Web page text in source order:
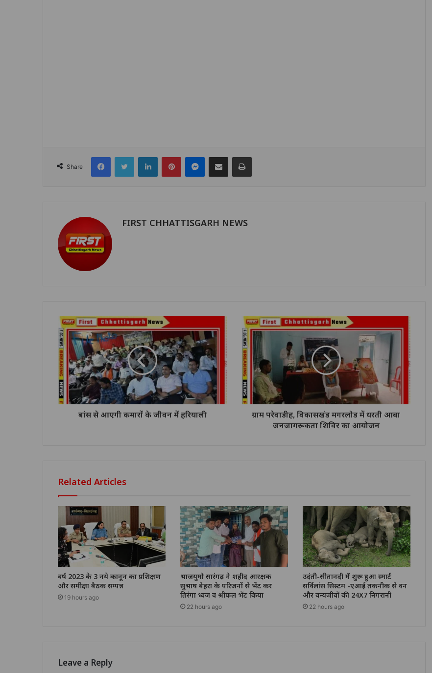
Share
FacebookTwitter LinkedInPinterestMessenger
Share via Email Print
FIRST CHHATTISGARH NEWS
बांस से आएगी कमारों के जीवन में हरियाली
ग्राम परेवाडीह, विकासखंड मगरलोड में धरती आबा
जनजागरूकता शिविर का आयोजन
Related Articles
वर्ष 2023 के 3 नये कानून का प्रशिक्षण
और समीक्षा बैठक सम्पन्न
19 hours ago
भाजयुमो सारंगढ़ ने शहीद आरक्षक
सुभाष बेहरा के परिजनों से भेंट कर
तिरंगा ध्वज व श्रीफल भेंट किया
22 hours ago
उदंती-सीतानदी में शुरू हुआ स्मार्ट
सर्विलांस सिस्टम -एआई तकनीक से वन
और वन्यजीवों की 24X7 निगरानी
22 hours ago
Leave a Reply